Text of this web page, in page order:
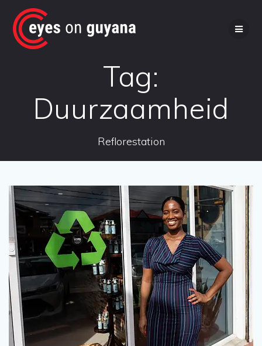
de
Tag:
Duurzaamheid
Reflorestation